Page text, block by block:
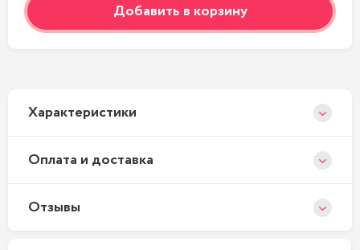
Добавить в корзину
Xарактеристики
Оплата и доставка
Отзывы